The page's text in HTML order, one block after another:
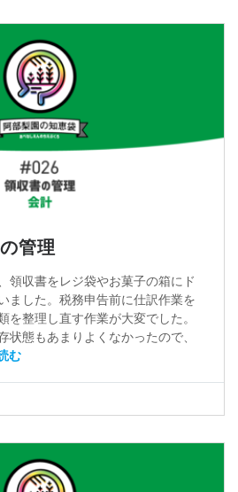
管理
領収書をレジ袋やお菓子の箱にド
ました。税務申告前に仕訳作業を
を整理し直す作業が大変でした。
状態もあまりよくなかったので、
む